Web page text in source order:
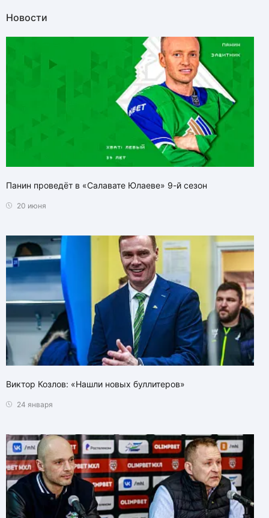
Новости
Панин проведёт в «Салавате Юлаеве» 9-й сезон
20 июня
Виктор Козлов: «Нашли новых буллитеров»
24 января